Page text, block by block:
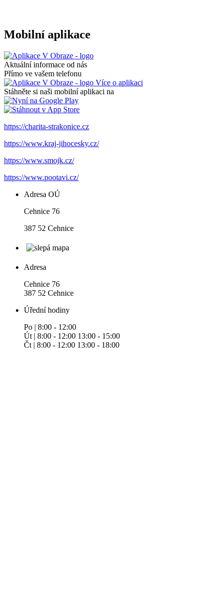
Mobilní aplikace
Aktuální informace od nás
Přímo ve vašem telefonu
Více o aplikaci
Stáhněte si naši mobilní aplikaci na
https://charita-strakonice.cz
https://www.kraj-jihocesky.cz/
https://www.smojk.cz/
https://www.pootavi.cz/
Adresa OÚ
Cehnice 76
387 52 Cehnice
Adresa
Cehnice 76
387 52 Cehnice
Úřední hodiny
Po | 8:00 - 12:00
Út | 8:00 - 12:00 13:00 - 15:00
Čt | 8:00 - 12:00 13:00 - 18:00